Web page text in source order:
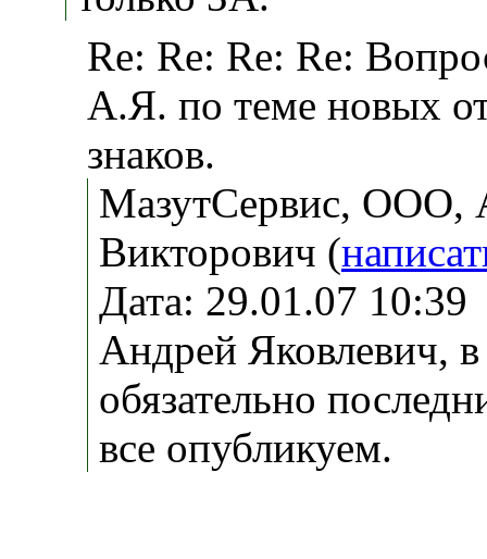
Re: Re: Re: Re:
А.Я. по теме новых
знаков.
МазутСервис, ООО,
Викторович (
Дата: 29.01.07
Андрей Яковлевич, в
обязательно
все опубликуем.